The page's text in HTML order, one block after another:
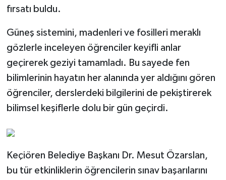
fırsatı buldu.
Güneş sistemini, madenleri ve fosilleri meraklı
gözlerle inceleyen öğrenciler keyifli anlar
geçirerek geziyi tamamladı. Bu sayede fen
bilimlerinin hayatın her alanında yer aldığını gören
öğrenciler, derslerdeki bilgilerini de pekiştirerek
bilimsel keşiflerle dolu bir gün geçirdi.
Keçiören Belediye Başkanı Dr. Mesut Özarslan,
bu tür etkinliklerin öğrencilerin sınav başarılarını